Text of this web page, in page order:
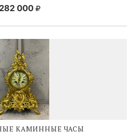
282 000
КАМИННЫЕ ЧАСЫ